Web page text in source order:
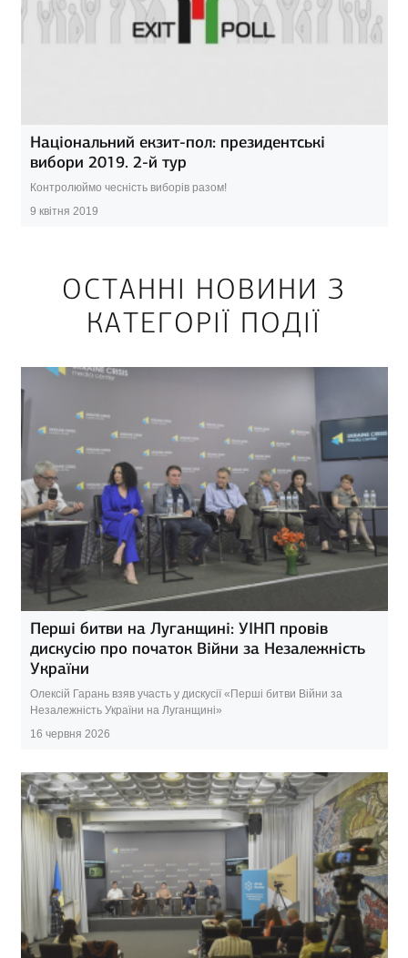
Національний екзит-пол: президентські
вибори 2019. 2-й тур
Контролюймо чесність виборів разом!
9 квітня 2019
ОСТАННІ НОВИНИ З
КАТЕГОРІЇ ПОДІЇ
Перші битви на Луганщині: УІНП провів
дискусію про початок Війни за Незалежність
України
Олексій Гарань взяв участь у дискусії «Перші битви Війни за
Незалежність України на Луганщині»
16 червня 2026